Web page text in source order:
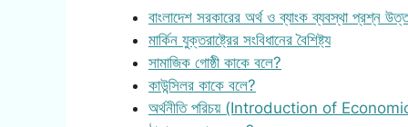
বাংলাদেশ সরকারের অর্থ ও ব্যাংক ব্যবস্থা প্রশ্ন
মার্কিন যুক্তরাষ্ট্রের সংবিধানের বৈশিষ্ট্য
সামাজিক গোষ্ঠী কাকে বলে?
কাউন্সিলর কাকে বলে?
অর্থনীতি পরিচয় (Introduction of